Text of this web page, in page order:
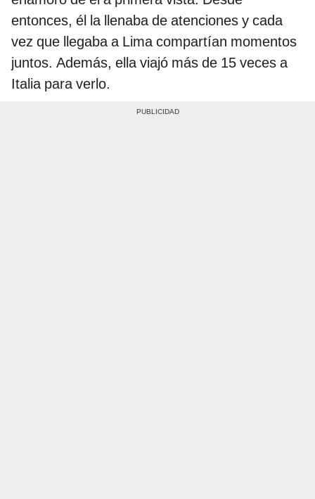
entonces, él la llenaba de atenciones y cada
vez que llegaba a Lima compartían momentos
juntos. Además, ella viajó más de 15 veces a
Italia para verlo.